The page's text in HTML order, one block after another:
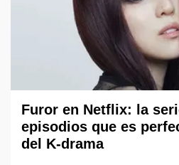
Furor en Netflix: la
episodios que es
del K-drama